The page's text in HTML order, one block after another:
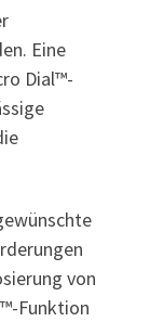
Eine
Dial™-
von
Funktion